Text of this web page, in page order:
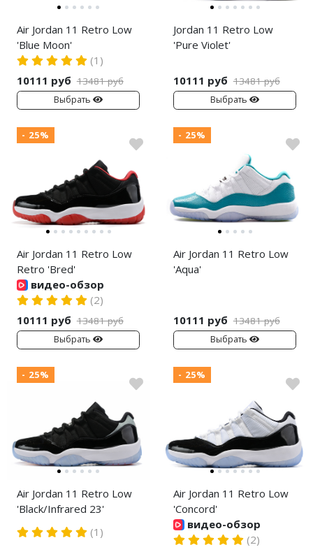
Air Jordan 11 Retro Low
'Blue Moon'
(1)
10111 руб 13481 руб
Выбрать
Jordan 11 Retro Low
'Pure Violet'
10111 руб 13481 руб
Выбрать
- 25%
Air Jordan 11 Retro Low
Retro 'Bred'
видео-обзор
(2)
10111 руб 13481 руб
Выбрать
- 25%
Air Jordan 11 Retro Low
'Aqua'
10111 руб 13481 руб
Выбрать
- 25%
Air Jordan 11 Retro Low
'Black/Infrared 23'
(1)
- 25%
Air Jordan 11 Retro Low
'Concord'
видео-обзор
(2)
Nike Dunk
Nike Shox
Nike Blazer
Nike Pegasus
Nike Precision
Nike Hyperset
Nike Cosmic Unity
Nike Air Deldon
Nike A’ja
Nike GT
Nike Book
Nike LeBron
adidas Samba
adidas Gazelle
adidas Handball
adidas Adizero
adidas Harden
adidas AE
Adidas Yeezy Boost 350 V2